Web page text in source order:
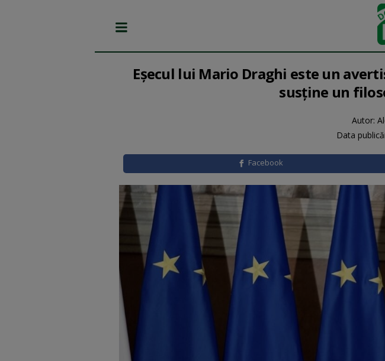
Eșecul lui Mario Draghi este un
susține un
Autor:
Data
Facebook